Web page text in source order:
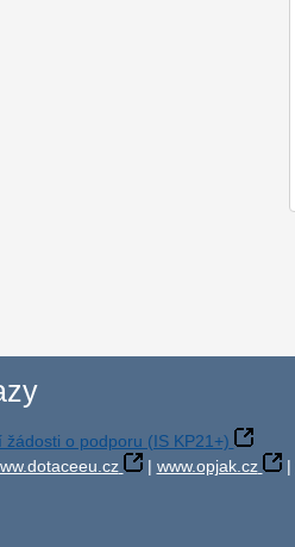
žádosti o podporu (IS KP21+)
| www.opjak.cz |